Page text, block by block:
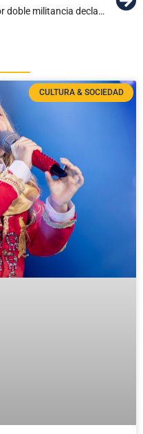
Por doble militancia declaran nula elección del alcalde de Sitionuevo Magdalena
CULTURA & SOCIEDAD